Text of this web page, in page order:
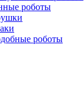
роботы
роботы